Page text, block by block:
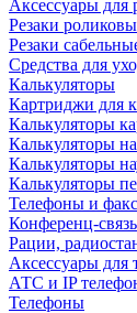
Аксессуары для
Резаки
Резаки
Средства для
Калькуляторы
Картриджи для
Калькуляторы
Калькуляторы
Калькуляторы
Калькуляторы
Телефоны и
Конференц-связь
Рации,
Аксессуары для
АТС и IP
Телефоны